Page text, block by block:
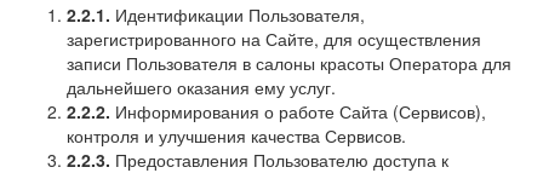
2.2.1. Идентификации Пользователя,
зарегистрированного на Сайте, для осуществления
записи Пользователя в салоны красоты Оператора для
дальнейшего оказания ему услуг.
2.2.2. Информирования о работе Сайта (Сервисов),
контроля и улучшения качества Сервисов.
2.2.3. Предоставления Пользователю доступа к